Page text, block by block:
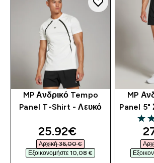
MP Ανδρικό Tempo
Panel T-Shirt - Λευκό
discounted price
25.92€‎
Αρχική 36,00 €‎
Εξοικονομήστε 10,08 €‎
MP
Panel
5